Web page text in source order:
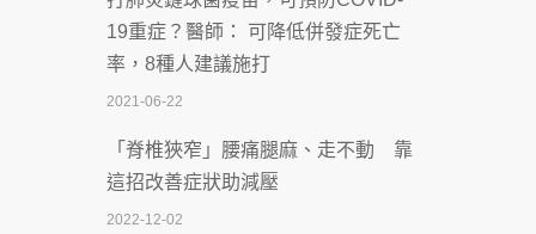
【115年臺北市「防癌保衛戰：健康好禮
一手刮」】 宣導
2026-07-02
2026-07-02
4連霸議員黃秋澤癌逝！食道癌為何奪命
19重症？醫師： 可降低併發症死亡
率，8種人建議施打
2021-06-22
「脊椎狹窄」腰痛腿麻、走不動 靠
這招改善症狀助減壓
2022-12-02